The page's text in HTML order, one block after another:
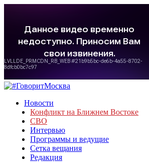
Новости
Конфликт на Ближнем Востоке
СВО
Интервью
Программы и ведущие
Сетка вещания
Редакция